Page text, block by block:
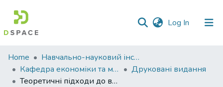
Log In (current)
Communities
&
Collections
Home
Навчально-науковий інститут економіки, управління, права та інформаційних технологій
Кафедра економіки та міжнародних економічних відносин
Друковані видання
Теоретичні підходи до визначення ефективності використання земельних ресурсів у підприємствах